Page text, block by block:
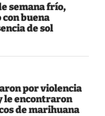
semana frío,
con buena
de sol
por violencia
le encontraron
de marihuana